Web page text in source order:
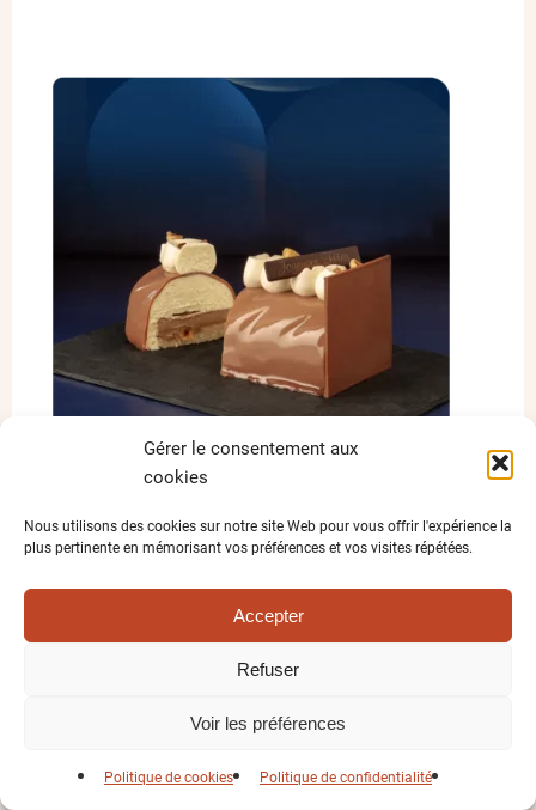
Gérer le consentement aux
cookies
Nous utilisons des cookies sur notre site Web pour vous offrir l'expérience la
plus pertinente en mémorisant vos préférences et vos visites répétées.
Accepter
Refuser
Voir les préférences
Politique de cookies Politique de confidentialité
BÛCHE VANILLE ET NOISETTE
CHF0.00